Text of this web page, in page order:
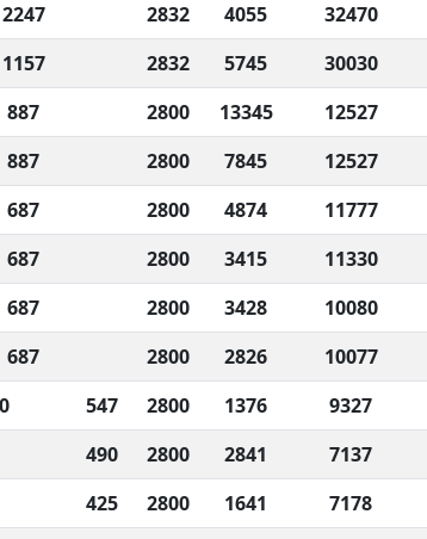
32470
4055
2832
2247
30030
5745
2832
1157
12527
13345
2800
887
12527
7845
2800
887
11777
4874
2800
687
11330
3415
2800
687
10080
3428
2800
687
10077
2826
2800
687
9327
1376
2800
547
7137
2841
2800
490
7178
1641
2800
425